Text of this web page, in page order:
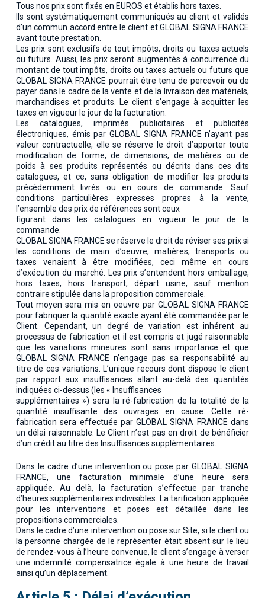
Tous nos prix sont fixés en EUROS et établis hors taxes.
Ils sont systématiquement communiqués au client et validés
d’un commun accord entre le client et GLOBAL SIGNA FRANCE
avant toute prestation.
Les prix sont exclusifs de tout impôts, droits ou taxes actuels
ou futurs. Aussi, les prix seront augmentés à concurrence du
montant de tout impôts, droits ou taxes actuels ou futurs que
GLOBAL SIGNA FRANCE pourrait être tenu de percevoir ou de
payer dans le cadre de la vente et de la livraison des matériels,
marchandises et produits. Le client s’engage à acquitter les
taxes en vigueur le jour de la facturation.
Les catalogues, imprimés publicitaires et publicités
électroniques, émis par GLOBAL SIGNA FRANCE n’ayant pas
valeur contractuelle, elle se réserve le droit d’apporter toute
modification de forme, de dimensions, de matières ou de
poids à ses produits représentés ou décrits dans ces dits
catalogues, et ce, sans obligation de modifier les produits
précédemment livrés ou en cours de commande. Sauf
conditions particulières expresses propres à la vente,
l’ensemble des prix de références sont ceux
figurant dans les catalogues en vigueur le jour de la
commande.
GLOBAL SIGNA FRANCE se réserve le droit de réviser ses prix si
les conditions de main d’oeuvre, matières, transports ou
taxes venaient à être modifiées, ceci même en cours
d’exécution du marché. Les prix s’entendent hors emballage,
hors taxes, hors transport, départ usine, sauf mention
contraire stipulée dans la proposition commerciale.
Tout moyen sera mis en oeuvre par GLOBAL SIGNA FRANCE
pour fabriquer la quantité exacte ayant été commandée par le
Client. Cependant, un degré de variation est inhérent au
processus de fabrication et il est compris et jugé raisonnable
que les variations mineures sont sans importance et que
GLOBAL SIGNA FRANCE n’engage pas sa responsabilité au
titre de ces variations. L’unique recours dont dispose le client
par rapport aux insuffisances allant au-delà des quantités
indiquées ci-dessus (les « Insuffisances
supplémentaires ») sera la ré-fabrication de la totalité de la
quantité insuffisante des ouvrages en cause. Cette ré-
fabrication sera effectuée par GLOBAL SIGNA FRANCE dans
un délai raisonnable. Le Client n’est pas en droit de bénéficier
d’un crédit au titre des Insuffisances supplémentaires.
Dans le cadre d’une intervention ou pose par GLOBAL SIGNA
FRANCE, une facturation minimale d’une heure sera
appliquée. Au delà, la facturation s’effectue par tranche
d’heures supplémentaires indivisibles. La tarification appliquée
pour les interventions et poses est détaillée dans les
propositions commerciales.
Dans le cadre d’une intervention ou pose sur Site, si le client ou
la personne chargée de le représenter était absent sur le lieu
de rendez-vous à l’heure convenue, le client s’engage à verser
une indemnité compensatrice égale à une heure de travail
ainsi qu’un déplacement.